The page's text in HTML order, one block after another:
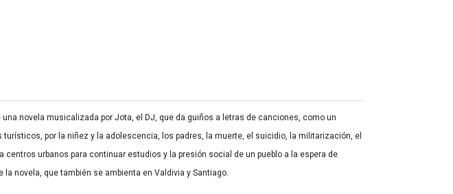
novela musicalizada por Jota, el DJ, que da guiños a letras de canciones, como un
por la niñez y la adolescencia, los padres, la muerte, el suicidio, la militarización, el
urbanos para continuar estudios y la presión social de un pueblo a la espera de
novela, que también se ambienta en Valdivia y Santiago.